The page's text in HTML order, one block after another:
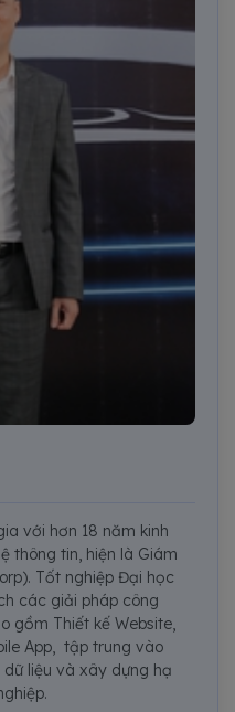
với hơn 18 năm kinh
thông tin, hiện là Giám
Tốt nghiệp Đại học
các giải pháp công
gồm Thiết kế Website,
App, tập trung vào
liệu và xây dựng hạ